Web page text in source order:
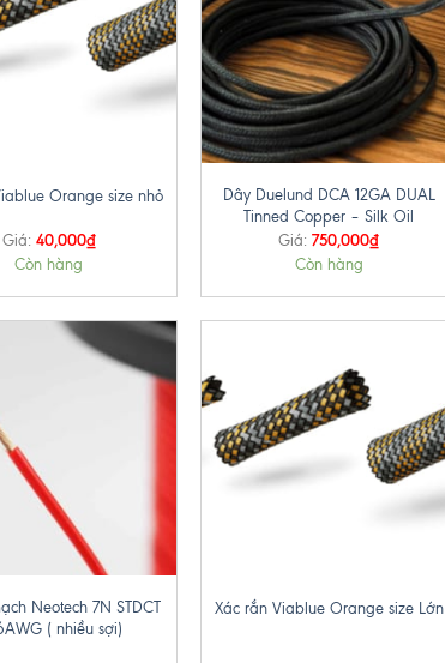
Orange size nhỏ
Giá: 40,000₫
Còn hàng
+
Dây Duelund DCA 12GA DUAL
Tinned Copper – Silk Oil
Giá: 750,000₫
Còn hàng
Neotech 7N STDCT
( nhiều sợi)
Xác rắn Viablue Orange size Lớn